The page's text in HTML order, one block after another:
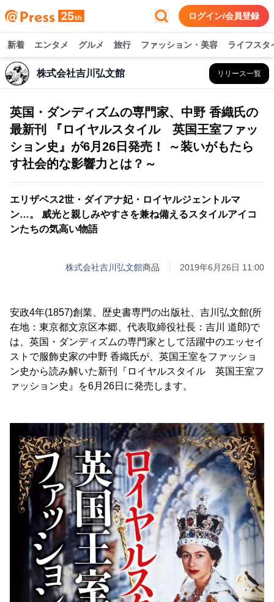
ログイン/会員登録
新着 エンタメ グルメ 旅行 ファッション・美容 ライフスタ
株式会社吉川弘文館 リリース一覧
英国・ダンディズムの専門家、中野 香織氏の
最新刊 『ロイヤルスタイル 英国王室ファッ
ション史』が6月26日発売！ ～装いがもたら
す社会的な影響力とは？～
エリザベス2世・ダイアナ妃・ロイヤルジェントルマ
ン…。 威光と親しみやすさを兼ね備えるスタイルアイコ
ンたちの気高い物語
株式会社吉川弘文館商品 2019年6月26日 11:00
安政4年(1857)創業、歴史書専門の出版社、吉川弘文館(所
在地：東京都文京区本郷、代表取締役社長：吉川 道郎)で
は、英国・ダンディズムの専門家として活躍中のエッセイ
ストで服飾史家の中野 香織氏が、英国王室をファッショ
ン史から読み解いた新刊『ロイヤルスタイル 英国王室フ
ァッション史』を6月26日に発売します。